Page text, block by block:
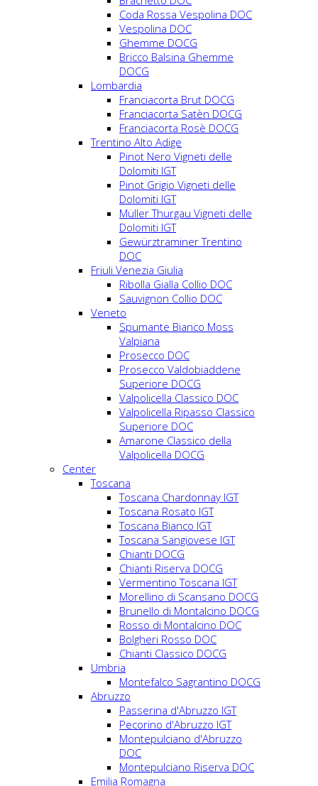
Coda Rossa Vespolina DOC
Vespolina DOC
Ghemme DOCG
Bricco Balsina Ghemme
DOCG
Lombardia
Franciacorta Brut DOCG
Franciacorta Satèn DOCG
Franciacorta Rosè DOCG
Trentino Alto Adige
Pinot Nero Vigneti delle
Dolomiti IGT
Pinot Grigio Vigneti delle
Dolomiti IGT
Müller Thurgau Vigneti delle
Dolomiti IGT
Gewürztraminer Trentino
DOC
Friuli Venezia Giulia
Ribolla Gialla Collio DOC
Sauvignon Collio DOC
Veneto
Spumante Bianco Moss
Valpiana
Prosecco DOC
Prosecco Valdobiaddene
Superiore DOCG
Valpolicella Classico DOC
Valpolicella Ripasso Classico
Superiore DOC
Amarone Classico della
Valpolicella DOCG
Center
Toscana
Toscana Chardonnay IGT
Toscana Rosato IGT
Toscana Bianco IGT
Toscana Sangiovese IGT
Chianti DOCG
Chianti Riserva DOCG
Vermentino Toscana IGT
Morellino di Scansano DOCG
Brunello di Montalcino DOCG
Rosso di Montalcino DOC
Bolgheri Rosso DOC
Chianti Classico DOCG
Umbria
Montefalco Sagrantino DOCG
Abruzzo
Passerina d'Abruzzo IGT
Pecorino d'Abruzzo IGT
Montepulciano d'Abruzzo
DOC
Montepulciano Riserva DOC
Emilia Romagna